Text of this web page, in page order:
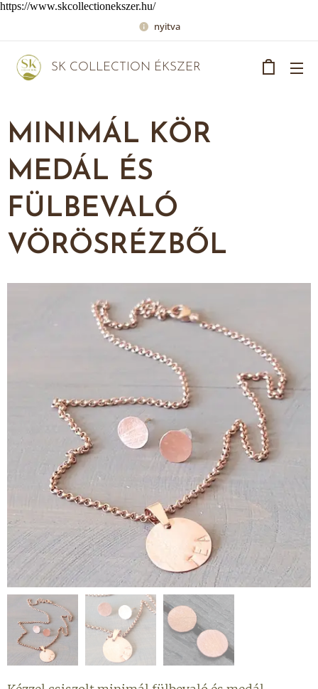
https://www.skcollectionekszer.hu/
nyitva
SK COLLECTION ÉKSZER
MINIMÁL KÖR
MEDÁL ÉS
FÜLBEVALÓ
VÖRÖSRÉZBŐL